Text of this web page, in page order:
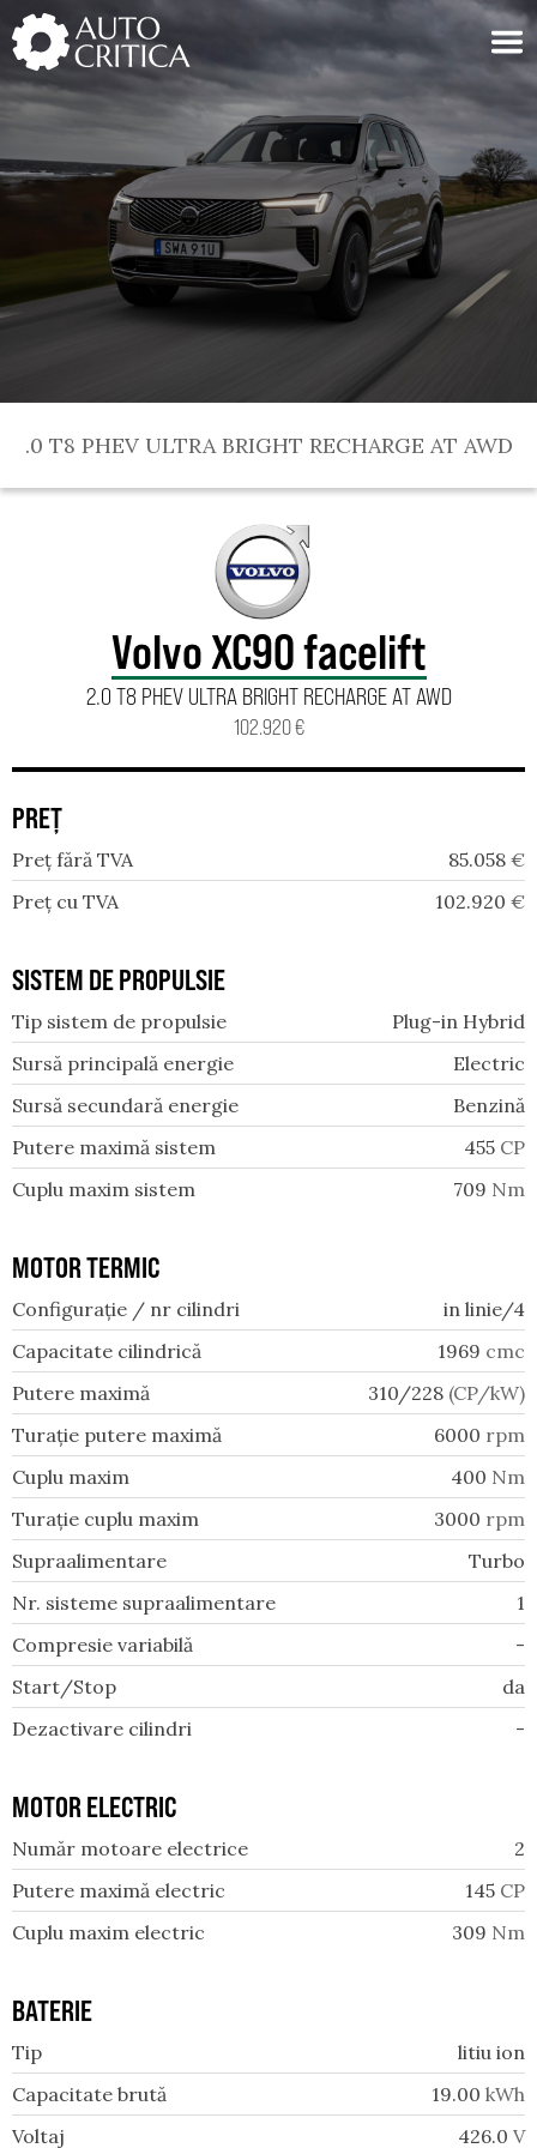
Skip
to
content
2.0 T8 PHEV ULTRA BRIGHT RECHARGE AT AWD
Volvo XC90 facelift
2.0 T8 PHEV ULTRA BRIGHT RECHARGE AT AWD
102.920 €
PREȚ
Preț fără TVA 85.058 €
Preț cu TVA
102.920 €
SISTEM DE PROPULSIE
Tip sistem de propulsie
Plug-in Hybrid
Sursă principală energie
Electric
Sursă secundară energie
Benzină
Putere maximă sistem
455 CP
Cuplu maxim sistem
709 Nm
MOTOR TERMIC
Configurație / nr cilindri
in linie/4
Capacitate cilindrică
1969 cmc
Putere maximă
310/228 (CP/kW)
Turație putere maximă
6000 rpm
Cuplu maxim
400 Nm
Turație cuplu maxim
3000 rpm
Supraalimentare
Turbo
Nr. sisteme supraalimentare
1
Compresie variabilă
-
Start/Stop
da
Dezactivare cilindri
-
MOTOR ELECTRIC
Număr motoare electrice
2
Putere maximă electric
145 CP
Cuplu maxim electric
309 Nm
BATERIE
Tip
litiu ion
Capacitate brută
19.00 kWh
Voltaj
426.0 V